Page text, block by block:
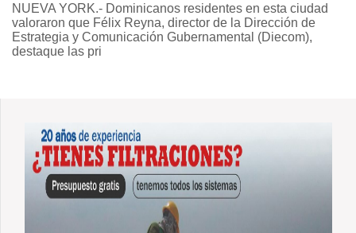
NUEVA YORK.- Dominicanos residentes en esta ciudad
valoraron que Félix Reyna, director de la Dirección de
Estrategia y Comunicación Gubernamental (Diecom),
destaque las pri